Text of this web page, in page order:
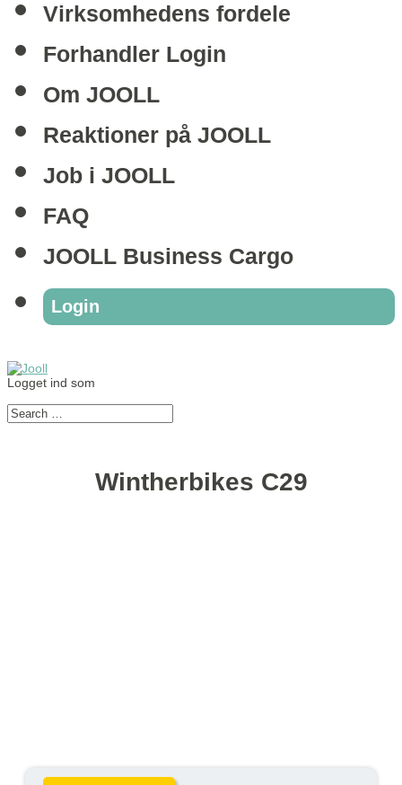
Virksomhedens fordele
Forhandler Login
Om JOOLL
Reaktioner på JOOLL
Job i JOOLL
FAQ
JOOLL Business Cargo
Login
Logget ind som
Wintherbikes C29